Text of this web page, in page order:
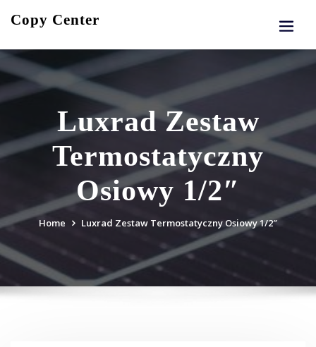
Copy Center
Luxrad Zestaw
Termostatyczny
Osiowy 1/2″
Home Luxrad Zestaw Termostatyczny Osiowy 1/2″